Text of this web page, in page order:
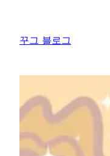
꾸그 블로그